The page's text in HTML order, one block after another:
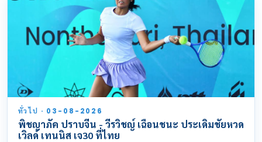
ทั่วไป · 03-08-2026
พิชญาภัค ปราบจีน - วีรวิชญ์ เฉือนชนะ ประเดิมชัยหวด
เวิลด์ เทนนิส เจ30 ที่ไทย